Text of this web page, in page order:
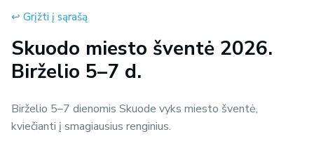
↩︎ Grįžti į sąrašą
Skuodo miesto šventė 2026.
Birželio 5–7 d.
Birželio 5–7 dienomis Skuode vyks miesto šventė,
kviečianti į smagiausius renginius.